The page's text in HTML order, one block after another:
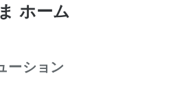
ホーム
ーション